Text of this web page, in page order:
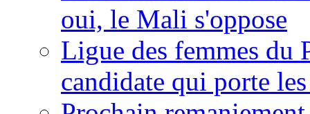
oui, le Mali s'oppose
Ligue des femmes du
candidate qui porte